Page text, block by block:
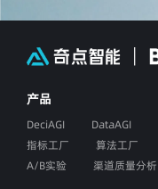
产品
DeciAGI DataAGI
指标工厂
算法工厂
A/B实验
渠道质量分析